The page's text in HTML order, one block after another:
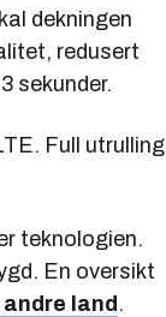
dekningen
redusert
sekunder.
Full utrulling
teknologien.
En oversikt
land .